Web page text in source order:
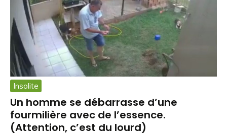
Insolite
Un homme se débarrasse d’une
fourmilière avec de l’essence.
(Attention, c’est du lourd)